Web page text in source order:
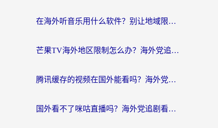
在海外听音乐用什么软件？别让地域限制断了你的华语歌单
芒果TV海外地区限制怎么办？海外党追剧看片的实用加速器选择指南
腾讯缓存的视频在国外能看吗？海外党追剧看片的终极解决方案
国外看不了咪咕直播吗？海外党追剧看片的加速器选择指南